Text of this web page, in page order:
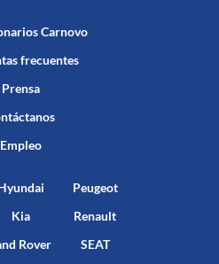
Carnovo
frecuentes
Prensa
Empleo
Kia
Rover
Peugeot
Renault
SEAT